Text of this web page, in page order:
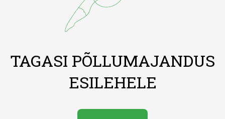
TAGASI PÕLLUMAJANDUS
ESILEHELE